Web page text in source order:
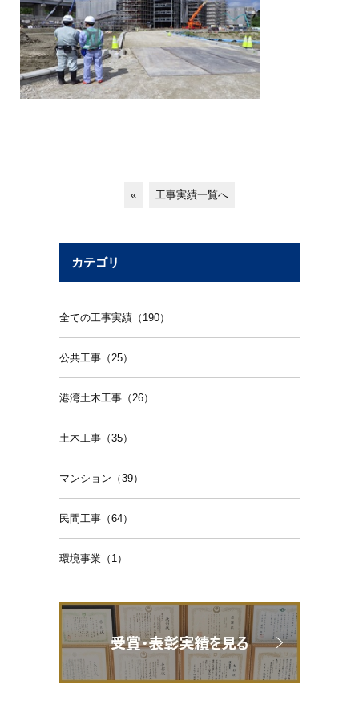
« 工事実績一覧へ
カテゴリ
全ての工事実績（190）
公共工事（25）
港湾土木工事（26）
土木工事（35）
マンション（39）
民間工事（64）
環境事業（1）